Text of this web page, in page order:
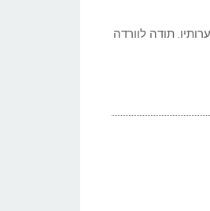
ביגר על הערותיו. תודה לוורדה